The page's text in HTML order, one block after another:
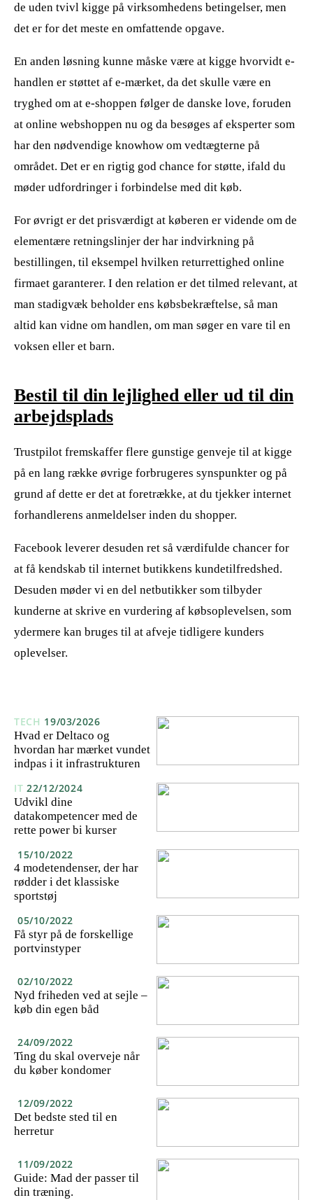
de uden tvivl kigge på virksomhedens betingelser, men
det er for det meste en omfattende opgave.
En anden løsning kunne måske være at kigge hvorvidt e-
handlen er støttet af e-mærket, da det skulle være en
tryghed om at e-shoppen følger de danske love, foruden
at online webshoppen nu og da besøges af eksperter som
har den nødvendige knowhow om vedtægterne på
området. Det er en rigtig god chance for støtte, ifald du
møder udfordringer i forbindelse med dit køb.
For øvrigt er det prisværdigt at køberen er vidende om de
elementære retningslinjer der har indvirkning på
bestillingen, til eksempel hvilken returrettighed online
firmaet garanterer. I den relation er det tilmed relevant, at
man stadigvæk beholder ens købsbekræftelse, så man
altid kan vidne om handlen, om man søger en vare til en
voksen eller et barn.
Bestil til din lejlighed eller ud til din
arbejdsplads
Trustpilot fremskaffer flere gunstige genveje til at kigge
på en lang række øvrige forbrugeres synspunkter og på
grund af dette er det at foretrække, at du tjekker internet
forhandlerens anmeldelser inden du shopper.
Facebook leverer desuden ret så værdifulde chancer for
at få kendskab til internet butikkens kundetilfredshed.
Desuden møder vi en del netbutikker som tilbyder
kunderne at skrive en vurdering af købsoplevelsen, som
ydermere kan bruges til at afveje tidligere kunders
oplevelser.
TECH 19/03/2026
Hvad er Deltaco og
hvordan har mærket vundet
indpas i it infrastrukturen
IT 22/12/2024
Udvikl dine
datakompetencer med de
rette power bi kurser
15/10/2022
4 modetendenser, der har
rødder i det klassiske
sportstøj
05/10/2022
Få styr på de forskellige
portvinstyper
02/10/2022
Nyd friheden ved at sejle –
køb din egen båd
24/09/2022
Ting du skal overveje når
du køber kondomer
12/09/2022
Det bedste sted til en
herretur
11/09/2022
Guide: Mad der passer til
din træning.